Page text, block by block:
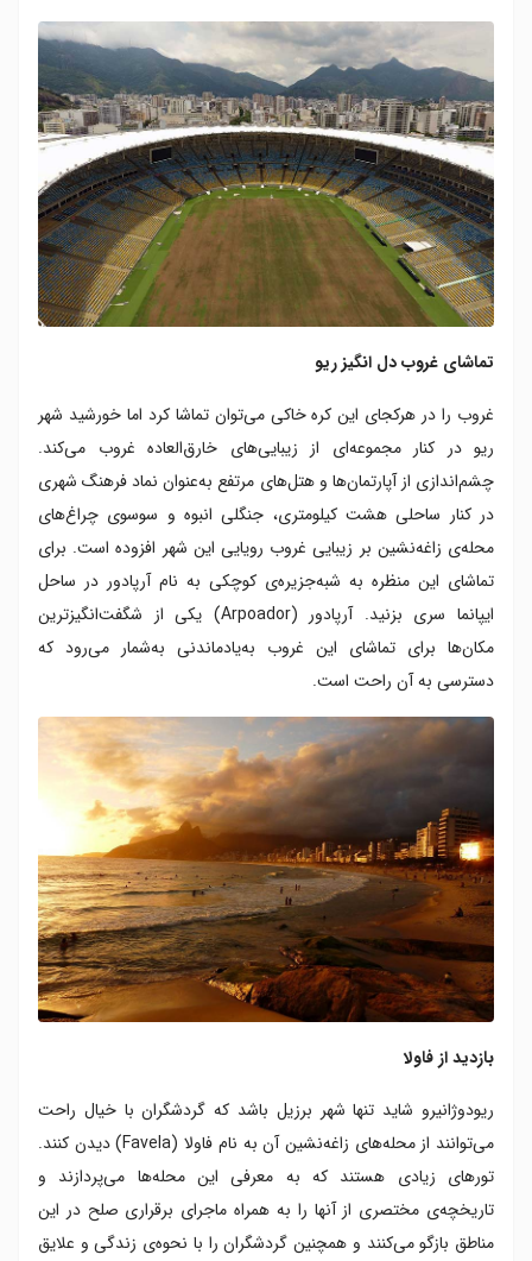
تماشای غروب دل انگیز ریو
غروب را در هرکجای این کره خاکی می‌توان تماشا کرد اما خورشید شهر
ریو در کنار مجموعه‌ای از زیبایی‌های خارق‌العاده غروب می‌کند.
چشم‌اندازی از آپارتمان‌ها و هتل‌های مرتفع به‌عنوان نماد فرهنگ شهری
در کنار ساحلی هشت کیلومتری، جنگلی انبوه و سوسوی چراغ‌های
محله‌ی زاغه‌نشین بر زیبایی غروب رویایی این شهر افزوده است. برای
تماشای این منظره به شبه‌جزیره‌ی کوچکی به نام آرپادور در ساحل
ایپانما سری بزنید. آرپادور (Arpoador) یکی از شگفت‌انگیزترین
مکان‌ها برای تماشای این غروب به‌یادماندنی به‌شمار می‌رود که
دسترسی به آن راحت است.
بازدید از فاولا
ریودوژانیرو شاید تنها شهر برزیل باشد که گردشگران با خیال راحت
می‌توانند از محله‌های زاغه‌نشین آن به نام فاولا (Favela) دیدن کنند.
تورهای زیادی هستند که به معرفی این محله‌ها می‌پردازند و
تاریخچه‌ی مختصری از آنها را به همراه ماجرای برقراری صلح در این
مناطق بازگو می‌کنند و همچنین گردشگران را با نحوه‌ی زندگی و علایق